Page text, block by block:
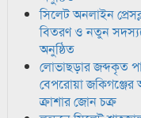
সিলেট অনলাইন
বিতরণ ও নতুন
অনুষ্ঠিত
লোভাছড়ার জব্দকৃত
বেপরোয়া জকিগঞ্জের
ক্রাশার জোন চক্র